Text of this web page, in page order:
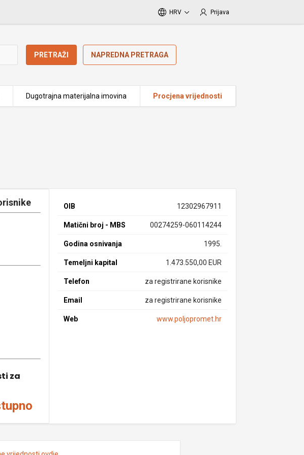
HRV Prijava
PRETRAŽI NAPREDNA PRETRAGA
Dugotrajna materijalna imovina Procjena vrijednosti
za
OIB 12302967911
Matični broj - MBS 00274259-060114244
Godina osnivanja 1995.
Temeljni kapital 1.473.550,00 EUR
Telefon za registrirane korisnike
Email za registrirane korisnike
Web www.poljopromet.hr